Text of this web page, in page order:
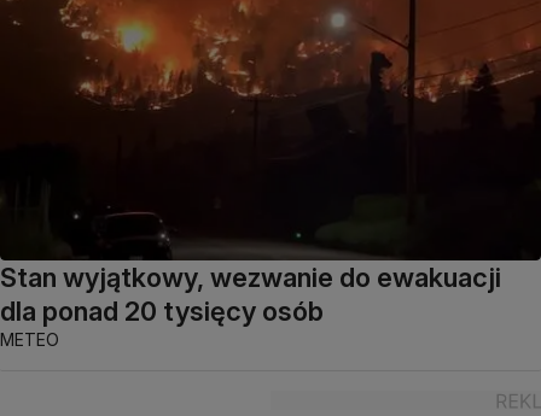
Stan wyjątkowy, wezwanie do ewakuacji
dla ponad 20 tysięcy osób
METEO